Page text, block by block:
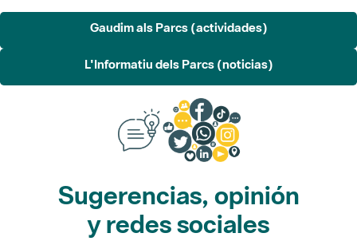
Gaudim als Parcs (actividades)
L'Informatiu dels Parcs (noticias)
Sugerencias, opinión
y redes sociales